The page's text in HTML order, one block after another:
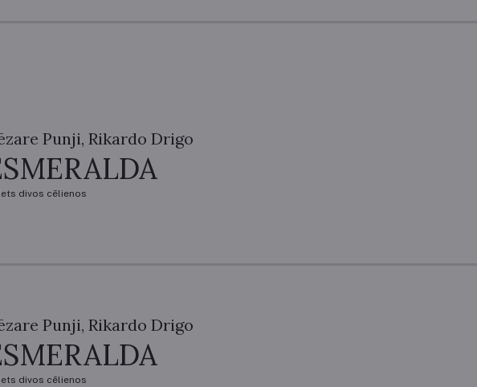
Punji, Rikardo Drigo
divos cēlienos
Punji, Rikardo Drigo
divos cēlienos